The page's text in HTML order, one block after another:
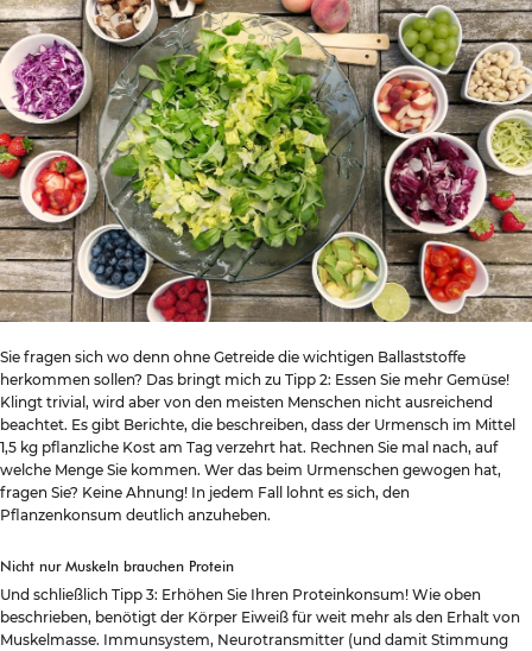
Sie fragen sich wo denn ohne Getreide die wichtigen Ballaststoffe
herkommen sollen? Das bringt mich zu Tipp 2: Essen Sie mehr Gemüse!
Klingt trivial, wird aber von den meisten Menschen nicht ausreichend
beachtet. Es gibt Berichte, die beschreiben, dass der Urmensch im Mittel
1,5 kg pflanzliche Kost am Tag verzehrt hat. Rechnen Sie mal nach, auf
welche Menge Sie kommen. Wer das beim Urmenschen gewogen hat,
fragen Sie? Keine Ahnung! In jedem Fall lohnt es sich, den
Pflanzenkonsum deutlich anzuheben.
Nicht nur Muskeln brauchen Protein
Und schließlich Tipp 3: Erhöhen Sie Ihren Proteinkonsum! Wie oben
beschrieben, benötigt der Körper Eiweiß für weit mehr als den Erhalt von
Muskelmasse. Immunsystem, Neurotransmitter (und damit Stimmung